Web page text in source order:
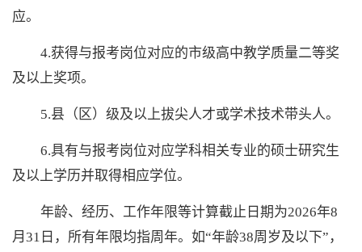
应。
4.获得与报考岗位对应的市级高中教学质量二等奖
及以上奖项。
5.县（区）级及以上拔尖人才或学术技术带头人。
6.具有与报考岗位对应学科相关专业的硕士研究生
及以上学历并取得相应学位。
年龄、经历、工作年限等计算截止日期为2026年8
月31日，所有年限均指周年。如“年龄38周岁及以下”，